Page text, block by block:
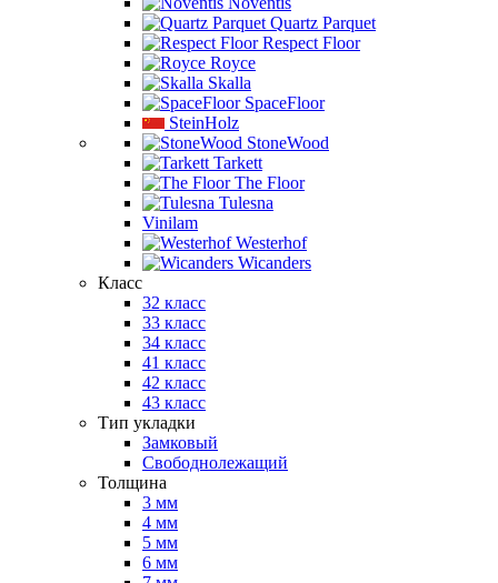
Quartz Parquet
Respect Floor
Royce
Skalla
SpaceFloor
SteinHolz
StoneWood
Tarkett
The Floor
Tulesna
Vinilam
Westerhof
Wicanders
Класс
32 класс
33 класс
34 класс
41 класс
42 класс
43 класс
Тип укладки
Замковый
Свободнолежащий
Толщина
3 мм
4 мм
5 мм
6 мм